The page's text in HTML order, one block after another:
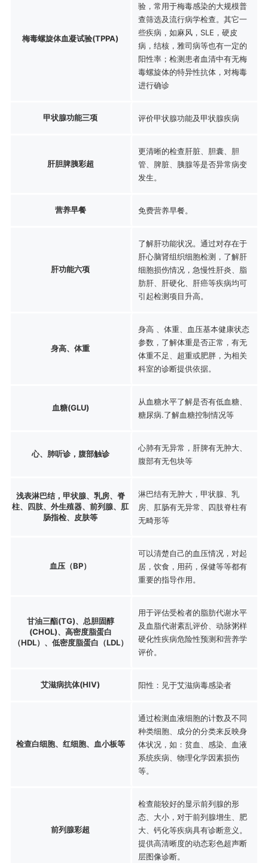
梅毒螺旋体血凝试验(TPPA)
验，常用于梅毒感染的大规模普
查筛选及流行病学检查。其它一
些疾病，如麻风，SLE，硬皮
病，结核，雅司病等也有一定的
阳性率；检测患者血清中有无梅
毒螺旋体的特异性抗体，对梅毒
进行确诊
甲状腺功能三项 评价甲状腺功能及甲状腺疾病
肝胆脾胰彩超
更清晰的检查肝脏、胆囊、胆
管、脾脏、胰腺等是否异常病变
发生。
营养早餐 免费营养早餐。
肝功能六项
了解肝功能状况。通过对存在于
肝心脑肾组织细胞检测，了解肝
细胞损伤情况，急慢性肝炎、脂
肪肝、肝硬化、肝癌等疾病均可
引起检测项目升高。
身高、体重
身高 、体重、血压基本健康状态
参数，了解体重是否正常，有无
体重不足、超重或肥胖，为相关
科室的诊断提供依据。
血糖(GLU)
从血糖水平了解是否有低血糖、
糖尿病.了解血糖控制情况等
心、肺听诊，腹部触诊
心肺有无异常，肝脾有无肿大、
腹部有无包块等
浅表淋巴结，甲状腺、乳房、脊
柱、四肢、外生殖器、前列腺、肛
肠指检、皮肤等
淋巴结有无肿大，甲状腺、乳
房、肛肠有无异常、四肢脊柱有
无畸形等
血压（BP）
可以清楚自己的血压情况，对起
居，饮食，用药，保健等等都有
重要的指导作用。
甘油三酯(TG)、总胆固醇
(CHOL)、高密度脂蛋白
（HDL）、低密度脂蛋白（LDL）
用于评估受检者的脂肪代谢水平
及血脂代谢紊乱评价、动脉粥样
硬化性疾病危险性预测和营养学
评价。
艾滋病抗体(HIV) 阳性：见于艾滋病毒感染者
检查白细胞、红细胞、血小板等
通过检测血液细胞的计数及不同
种类细胞、成分的分类来反映身
体状况，如：贫血、感染、血液
系统疾病、物理化学因素损伤
等。
前列腺彩超
检查能较好的显示前列腺的形
态、大小，对于前列腺增生、肥
大、钙化等疾病具有诊断意义。
提供高清晰度的动态彩色超声断
层图像诊断。